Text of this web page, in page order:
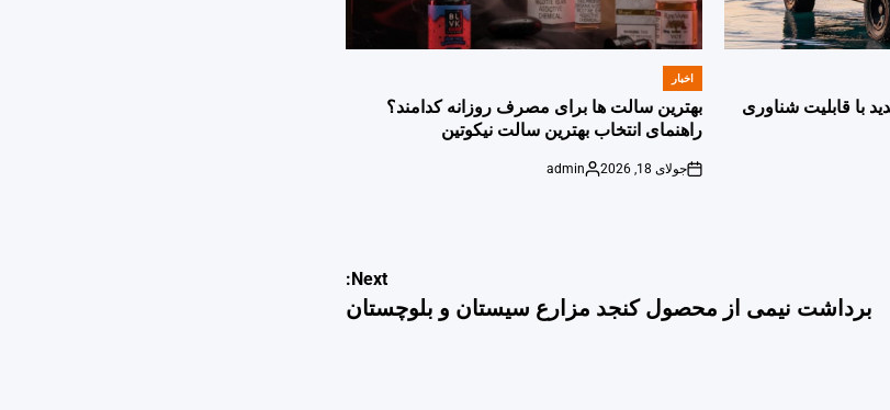
با قابلیت شناوری
POSTED
اخبار
بهترین سالت ها برای مصرف روزانه کدامند؟
راهنمای انتخاب بهترین سالت نیکوتین
on
جولای 18, 2026
Posted
admin
Next:
برداشت نیمی از محصول کنجد مزارع سیستان و بلوچستان